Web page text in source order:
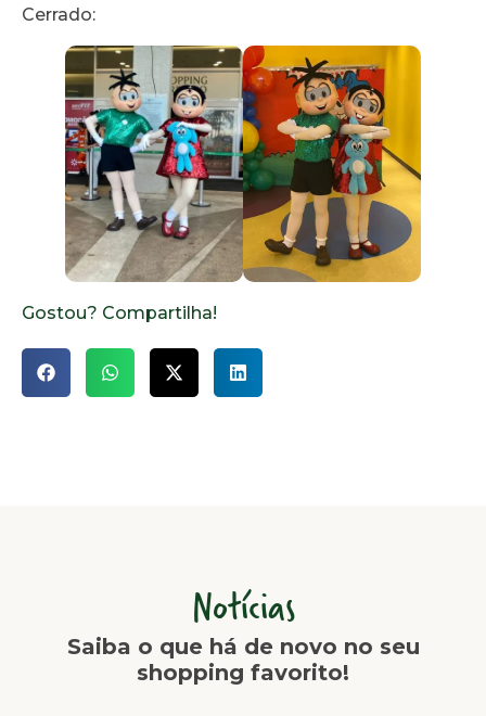
Cerrado:
Gostou? Compartilha!
Notícias
Saiba o que há de novo no seu
shopping favorito!